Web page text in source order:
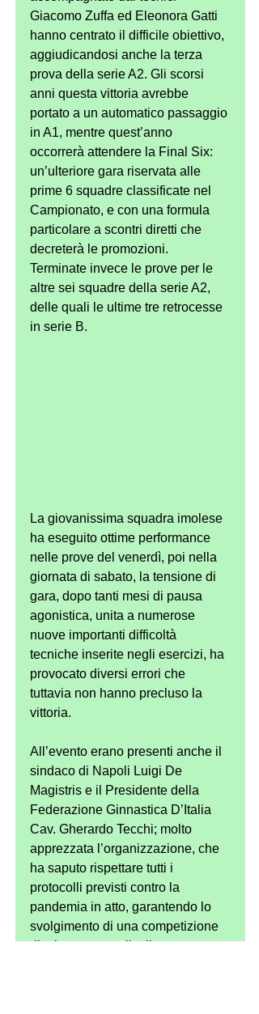
Giacomo Zuffa ed Eleonora Gatti
hanno centrato il difficile obiettivo,
aggiudicandosi anche la terza
prova della serie A2. Gli scorsi
anni questa vittoria avrebbe
portato a un automatico passaggio
in A1, mentre quest’anno
occorrerà attendere la Final Six:
un’ulteriore gara riservata alle
prime 6 squadre classificate nel
Campionato, e con una formula
particolare a scontri diretti che
decreterà le promozioni.
Terminate invece le prove per le
altre sei squadre della serie A2,
delle quali le ultime tre retrocesse
in serie B.
La giovanissima squadra imolese
ha eseguito ottime performance
nelle prove del venerdì, poi nella
giornata di sabato, la tensione di
gara, dopo tanti mesi di pausa
agonistica, unita a numerose
nuove importanti difficoltà
tecniche inserite negli esercizi, ha
provocato diversi errori che
tuttavia non hanno precluso la
vittoria.
All’evento erano presenti anche il
sindaco di Napoli Luigi De
Magistris e il Presidente della
Federazione Ginnastica D’Italia
Cav. Gherardo Tecchi; molto
apprezzata l’organizzazione, che
ha saputo rispettare tutti i
protocolli previsti contro la
pandemia in atto, garantendo lo
svolgimento di una competizione